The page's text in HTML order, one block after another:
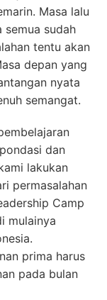
Masa lalu
sudah
tentu akan
depan yang
nyata
semangat.
dan
lakukan
permasalahan
Camp
mulainya
prima harus
pada bulan